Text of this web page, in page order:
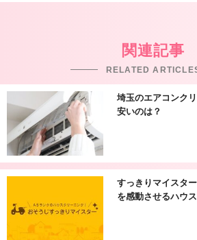
関連記事
RELATED
埼玉のエアコンク
安いのは？
すっきりマイスタ
を感動させるハウ